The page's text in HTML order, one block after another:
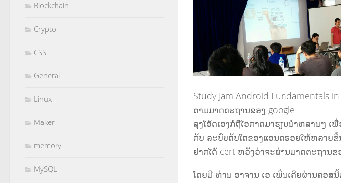
Study Jam Android Fundamentals
ຕາມມາດຕະຖານຂອງ google
ລຸງໂອ້ດເອງກໍຖືໂອກາດມາຮຽນນຳຫລານໆ
ກັບ ລະບົບຕັບໃຕຂອງແອນດຣອຍໃຫ້ຫລາຍ
ຢາກໄດ້ cert ຫວັງວ່າຈະຜ່ານມາດຕະຖານຂ
ໂດຍມີ ທ່ານ ອາຈານ ເອ ເພິ່ນເຄີຍຜ່ານຄອສ
Blockchain
Crypto
CSS
General
Linux
Maker
memory
MySQL